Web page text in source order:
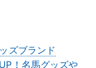
ズブランド
！名馬グッズや